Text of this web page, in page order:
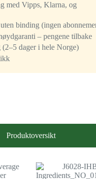
med Vipps, Klarna, og
binding (ingen
– pengene tilbake
(2–5 dager i hele Norge)
Produktoversikt